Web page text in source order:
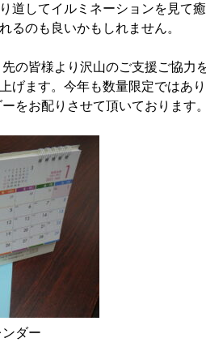
道してイルミネーションを見て
るのも良いかもしれません。
の皆様より沢山のご支援ご協力
げます。今年も数量限定ではあ
をお配りさせて頂いております
ダー